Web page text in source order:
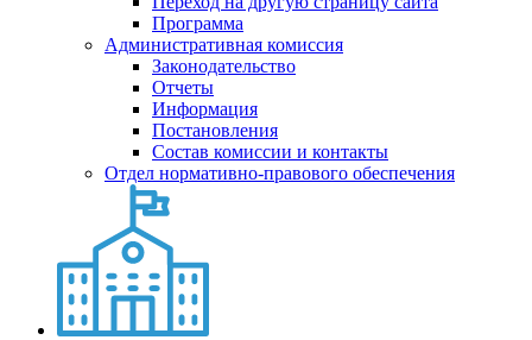
Программа
Административная комиссия
Законодательство
Отчеты
Информация
Постановления
Состав комиссии и контакты
Отдел нормативно-правового обеспечения